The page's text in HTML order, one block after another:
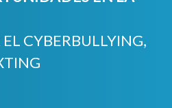
CYBERBULLYING,